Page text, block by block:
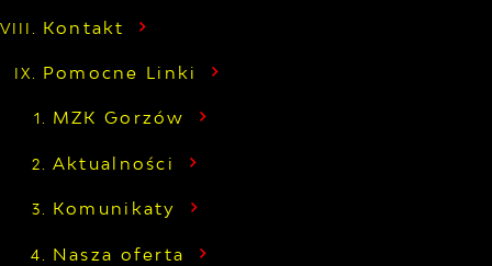
Kontakt
Pomocne Linki
MZK Gorzów
Aktualności
Komunikaty
Nasza oferta